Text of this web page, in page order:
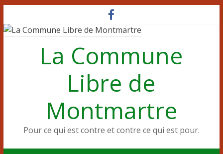
au
contenu
La Commune
Libre de
Montmartre
Pour ce qui est contre et contre ce qui est pour.